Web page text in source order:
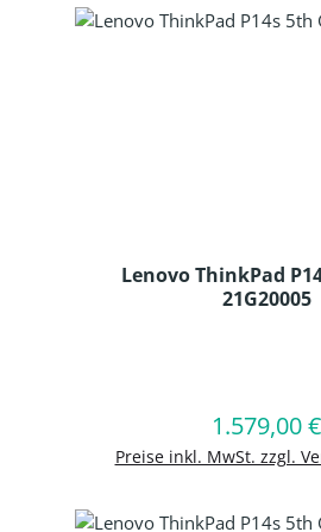
Lenovo ThinkPad
21G20005
Regulärer
1.579,00 €
Preise inkl. MwSt. zzgl.
In den